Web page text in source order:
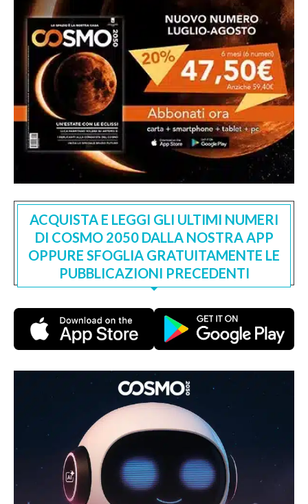
ACQUISTA E LEGGI GLI ULTIMI NUMERI
DI COSMO 2050 DALLA NOSTRA APP
OPPURE SFOGLIA GRATUITAMENTE LE
PUBBLICAZIONI PRECEDENTI